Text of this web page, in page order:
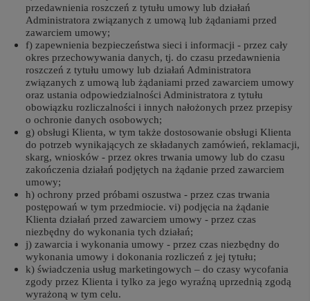
przedawnienia roszczeń z tytułu umowy lub działań
Administratora związanych z umową lub żądaniami przed
zawarciem umowy;
f) zapewnienia bezpieczeństwa sieci i informacji - przez cały
okres przechowywania danych, tj. do czasu przedawnienia
roszczeń z tytułu umowy lub działań Administratora
związanych z umową lub żądaniami przed zawarciem umowy
oraz ustania odpowiedzialności Administratora z tytułu
obowiązku rozliczalności i innych nałożonych przez przepisy
o ochronie danych osobowych;
g) obsługi Klienta, w tym także dostosowanie obsługi Klienta
do potrzeb wynikających ze składanych zamówień, reklamacji,
skarg, wniosków - przez okres trwania umowy lub do czasu
zakończenia działań podjętych na żądanie przed zawarciem
umowy;
h) ochrony przed próbami oszustwa - przez czas trwania
postępowań w tym przedmiocie. vi) podjęcia na żądanie
Klienta działań przed zawarciem umowy - przez czas
niezbędny do wykonania tych działań;
j) zawarcia i wykonania umowy - przez czas niezbędny do
wykonania umowy i dokonania rozliczeń z jej tytułu;
k) świadczenia usług marketingowych – do czasy wycofania
zgody przez Klienta i tylko za jego wyraźną uprzednią zgodą
wyrażoną w tym celu.